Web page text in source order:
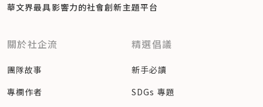
華文界最具影響力的社會創新主題平台
關於社企流
團隊故事
專欄作者
精選倡議
新手必讀
SDGs 專題